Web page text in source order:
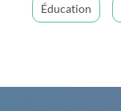
Éducation